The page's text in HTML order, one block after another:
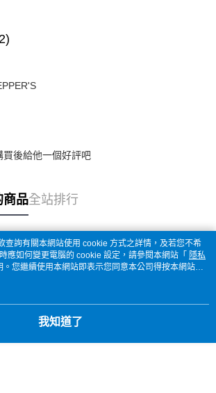
後給他一個好評吧
商品全站排行
查詢有關本網站使用 cookie 方式之詳情，及若您不希
應如何變更電腦的 cookie 設定，請參閱本網站「 隱私
。您繼續使用本網站即表示您同意本公司得按本網站使
cookie。
我知道了